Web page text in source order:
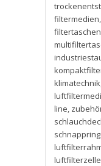
filtermedien,
filtertaschen
klimatechnik
line,